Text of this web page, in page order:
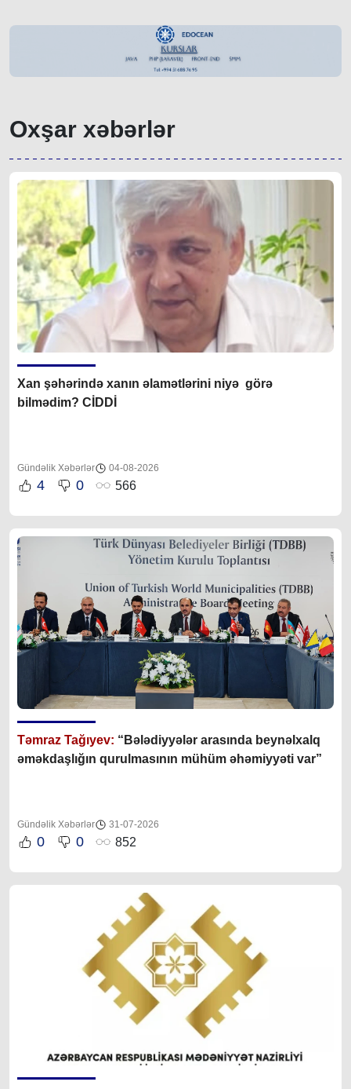
Oxşar xəbərlər
Xan şəhərində xanın əlamətlərini niyə görə
bilmədim? CİDDİ
Gündəlik Xəbərlər 04-08-2026
4 0 566
Təmraz Tağıyev: “Bələdiyyələr arasında beynəlxalq
əməkdaşlığın qurulmasının mühüm əhəmiyyəti var”
Gündəlik Xəbərlər 31-07-2026
0 0 852